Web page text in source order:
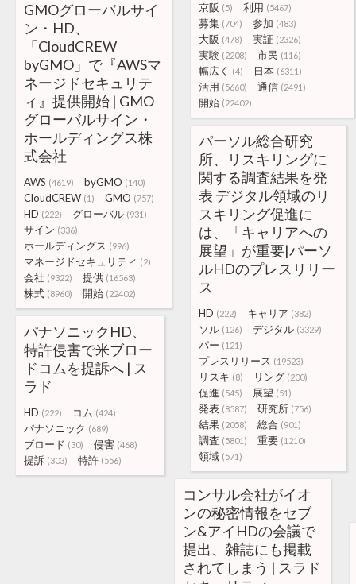
京阪 (5) 利用 (5467)
募集 (704) 参加 (483)
大阪 (478) 実証 (2326)
実験 (2208) 市民 (116)
幅広く (4) 日本 (6311)
活用 (5660) 通信 (2491)
開始 (22402)
GMOグローバルサイ
ン・HD、
「CloudCREW
byGMO」で『AWSマ
ネージドセキュリテ
ィ』提供開始 | GMO
グローバルサイン・
ホールディングス株
式会社
AWS (4619) byGMO (140)
CloudCREW (1) GMO (757)
HD (222) グローバル (931)
サイン (336)
ホールディングス (996)
マネージドセキュリティ (2)
会社 (9322) 提供 (16563)
株式 (8960) 開始 (22402)
パーソル総合研究
所、リスキリングに
関する調査結果を発
表 デジタル領域のリ
スキリング促進に
は、「キャリアへの
展望」が重要|パーソ
ルHDのプレスリリー
ス
HD (222) キャリア (382)
ソル (126) デジタル (3329)
パー (121)
プレスリリース (19523)
リスキ (8) リング (200)
促進 (545) 展望 (51)
発表 (8587) 研究所 (756)
結果 (2058) 総合 (901)
調査 (5801) 重要 (1210)
領域 (571)
パナソニックHD、
特許侵害で米ブロー
ドコムを提訴へ | ス
ラド
HD (222) コム (424)
パナソニック (689)
ブロード (30) 侵害 (468)
提訴 (303) 特許 (556)
コンサル会社がイオ
ンの秘密情報をセブ
ン&アイHDの会議で
提出、雑誌にも掲載
されてしまう | スラド